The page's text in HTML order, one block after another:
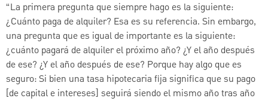
“La primera pregunta que siempre hago es la siguiente:
¿Cuánto paga de alquiler? Esa es su referencia. Sin embargo,
una pregunta que es igual de importante es la siguiente:
¿cuánto pagará de alquiler el próximo año? ¿Y el año después
de ese? ¿Y el año después de ese? Porque hay algo que es
seguro: Si bien una tasa hipotecaria fija significa que su pago
[de capital e intereses] seguirá siendo el mismo año tras año